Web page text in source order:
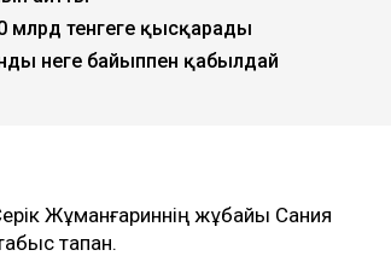
млрд тенгеге қысқарады
неге байыппен қабылдай
Жұманғариннің жұбайы Сания
тапқан.